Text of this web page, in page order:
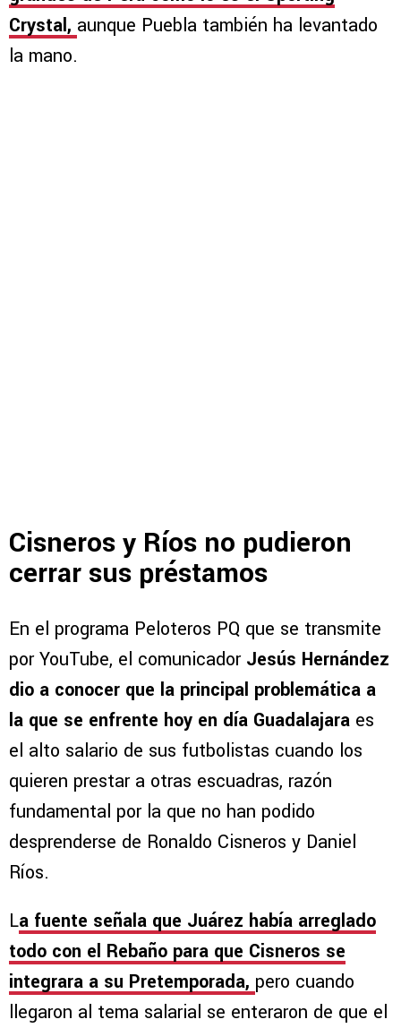
Crystal, aunque Puebla también ha levantado
la mano.
Cisneros y Ríos no pudieron
cerrar sus préstamos
En el programa Peloteros PQ que se transmite
por YouTube, el comunicador Jesús Hernández
dio a conocer que la principal problemática a
la que se enfrente hoy en día Guadalajara es
el alto salario de sus futbolistas cuando los
quieren prestar a otras escuadras, razón
fundamental por la que no han podido
desprenderse de Ronaldo Cisneros y Daniel
Ríos.
La fuente señala que Juárez había arreglado
todo con el Rebaño para que Cisneros se
integrara a su Pretemporada, pero cuando
llegaron al tema salarial se enteraron de que el